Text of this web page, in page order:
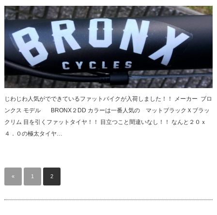
じわじわ人気がでできているファットバイクが入荷しました！！ メーカー ブロ
ンクス モデル BRONX２DD カラーは一番人気の マットブラックＸブラッ
クリム 目を引くファットタイヤ！！ 目立つこと間違いなし！！ なんと２０ｘ
４．０の極太タイヤ…
« 1 2